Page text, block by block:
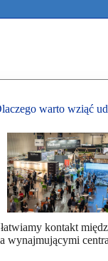
warto wziąć
kontakt
a wynajmującymi